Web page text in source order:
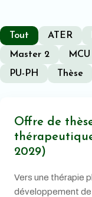
Tout ATER
Master 2
PU-PH
Thèse
Offre de
2029)
Vers une thérapie
développement